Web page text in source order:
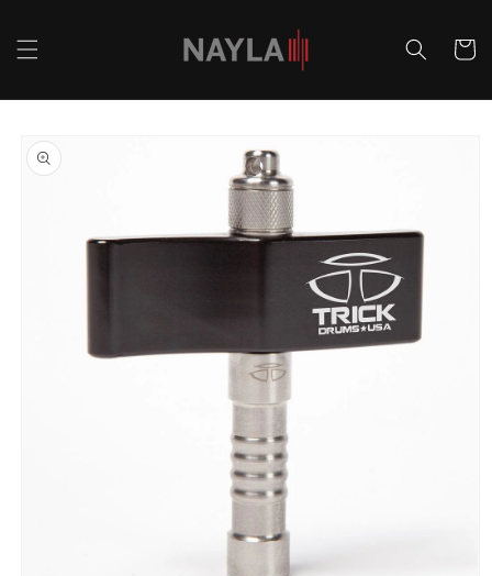
al contenido
Carrito
a la
información